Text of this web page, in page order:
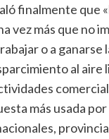
finalmente que
vez más que no
o a ganarse
al aire
más usada por